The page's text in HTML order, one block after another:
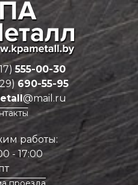
555-00-30
690-55-95
@mail.ru
работы:
- 17:00